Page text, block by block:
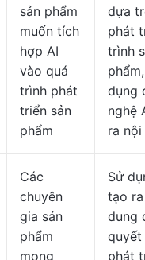
sản phẩm
muốn tích
hợp AI
vào quá
trình phát
triển sản
phẩm
dựa
phát
trình
dụng
nghệ
ra
Các
chuyên
gia sản
phẩm
mong
Sử
tạo
dung
quyết
phát